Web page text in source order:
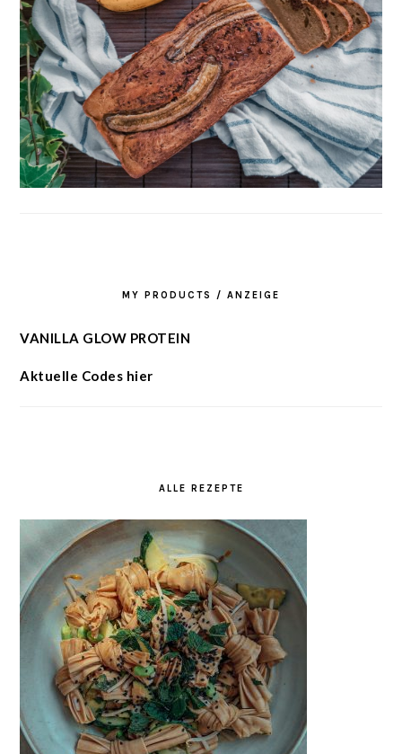
MY PRODUCTS / ANZEIGE
VANILLA GLOW PROTEIN
Aktuelle Codes hier
ALLE REZEPTE